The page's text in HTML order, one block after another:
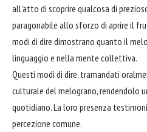
all'atto di scoprire qualcosa di
paragonabile allo sforzo di aprire il
modi di dire dimostrano quanto il
linguaggio e nella mente collettiva.
Questi modi di dire, tramandati
culturale del melograno, rendendolo
quotidiano. La loro presenza
percezione comune.